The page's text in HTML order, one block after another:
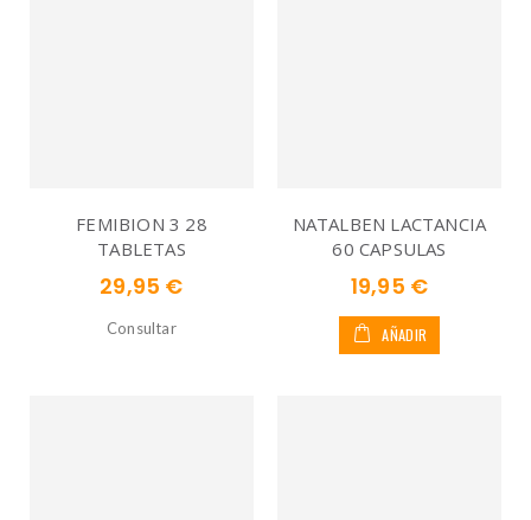
FEMIBION 3 28
TABLETAS
29,95 €
Consultar
NATALBEN LACTANCIA
60 CAPSULAS
19,95 €
AÑADIR